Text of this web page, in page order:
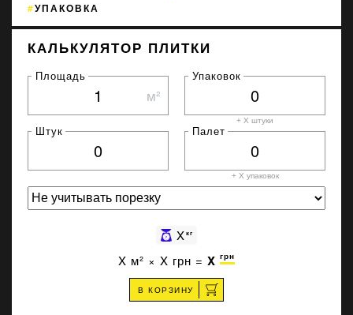
УПАКОВКА
КАЛЬКУЛЯТОР ПЛИТКИ
Площадь
м²
Упаковок
+ X штуки
Штук Палет
+ X упаковок
Xкг
X м² × X грн = X грн
В КОРЗИНУ